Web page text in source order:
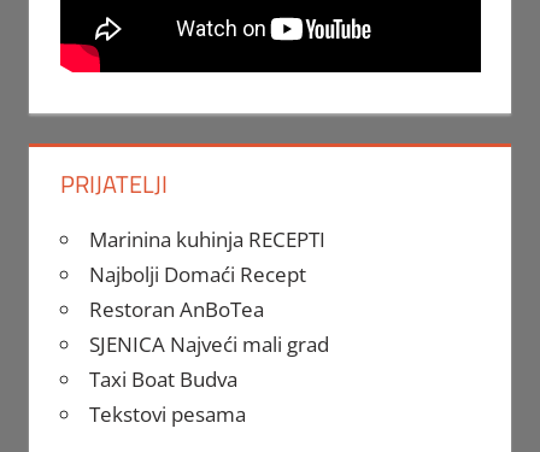
PRIJATELJI
Marinina kuhinja RECEPTI
Najbolji Domaći Recept
Restoran AnBoTea
SJENICA Najveći mali grad
Taxi Boat Budva
Tekstovi pesama